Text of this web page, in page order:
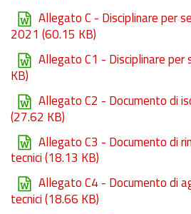
Allegato C - Disciplinare per
2021 (60.15 KB)
Allegato C1 - Disciplinare per
KB)
Allegato C2 - Documento di
(27.62 KB)
Allegato C3 - Documento di
tecnici(18.13 KB)
Allegato C4 - Documento di
tecnici(18.66 KB)